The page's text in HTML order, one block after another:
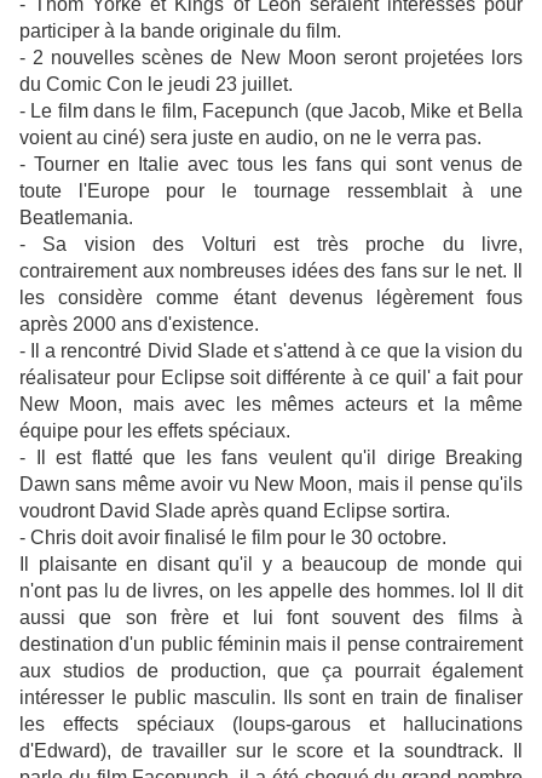
- Thom Yorke et Kings of Leon seraient intéressés pour
participer à la bande originale du film.
- 2 nouvelles scènes de New Moon seront projetées lors
du Comic Con le jeudi 23 juillet.
- Le film dans le film, Facepunch (que Jacob, Mike et Bella
voient au ciné) sera juste en audio, on ne le verra pas.
- Tourner en Italie avec tous les fans qui sont venus de
toute l'Europe pour le tournage ressemblait à une
Beatlemania.
- Sa vision des Volturi est très proche du livre,
contrairement aux nombreuses idées des fans sur le net. Il
les considère comme étant devenus légèrement fous
après 2000 ans d'existence.
- Il a rencontré Divid Slade et s'attend à ce que la vision du
réalisateur pour Eclipse soit différente à ce quil' a fait pour
New Moon, mais avec les mêmes acteurs et la même
équipe pour les effets spéciaux.
- Il est flatté que les fans veulent qu'il dirige Breaking
Dawn sans même avoir vu New Moon, mais il pense qu'ils
voudront David Slade après quand Eclipse sortira.
- Chris doit avoir finalisé le film pour le 30 octobre.
Il plaisante en disant qu'il y a beaucoup de monde qui
n'ont pas lu de livres, on les appelle des hommes. lol Il dit
aussi que son frère et lui font souvent des films à
destination d'un public féminin mais il pense contrairement
aux studios de production, que ça pourrait également
intéresser le public masculin. Ils sont en train de finaliser
les effects spéciaux (loups-garous et hallucinations
d'Edward), de travailler sur le score et la soundtrack. Il